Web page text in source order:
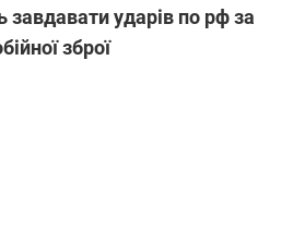
завдавати ударів по рф за
зброї